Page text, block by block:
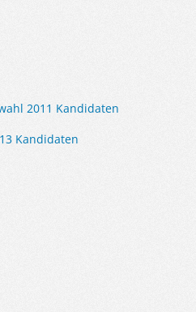
2011 Kandidaten
Kandidaten